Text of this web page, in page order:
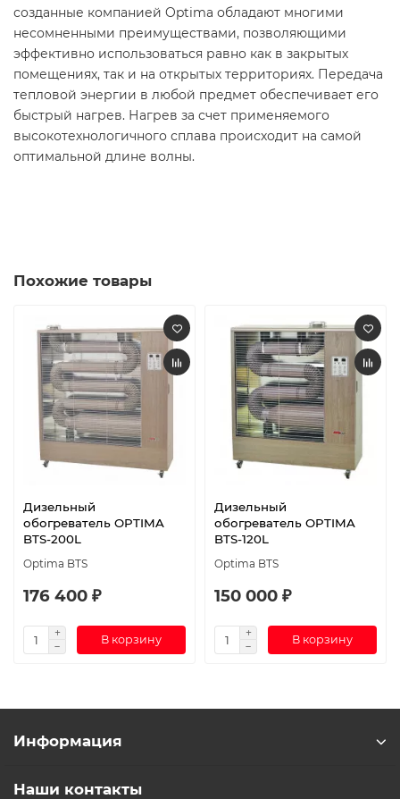
созданные компанией Optima обладают многими
несомненными преимуществами, позволяющими
эффективно использоваться равно как в закрытых
помещениях, так и на открытых территориях. Передача
тепловой энергии в любой предмет обеспечивает его
быстрый нагрев. Нагрев за счет применяемого
высокотехнологичного сплава происходит на самой
оптимальной длине волны.
Похожие товары
Дизельный
обогреватель OPTIMA
BTS-200L
Optima BTS
176 400 ₽
В корзину
Дизельный
обогреватель OPTIMA
BTS-120L
Optima BTS
150 000 ₽
В корзину
Информация
Наши контакты